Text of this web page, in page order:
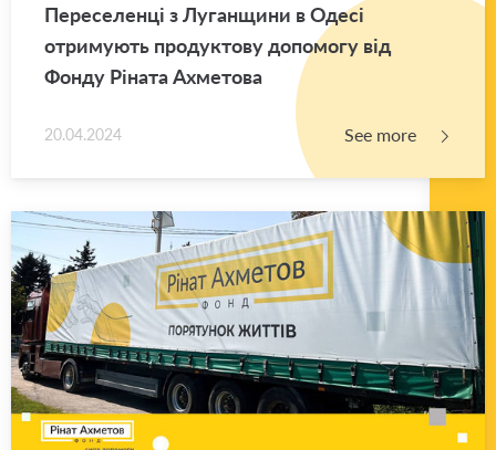
Переселенці з Луганщини в Одесі
отримують продуктову допомогу від
Фонду Ріната Ахметова
20.04.2024 See more